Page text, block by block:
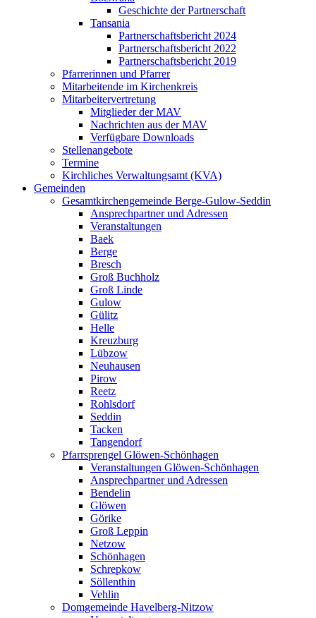
Geschichte der Partnerschaft
Tansania
Partnerschaftsbericht 2024
Partnerschaftsbericht 2022
Partnerschaftsbericht 2019
Pfarrerinnen und Pfarrer
Mitarbeitende im Kirchenkreis
Mitarbeitervertretung
Mitglieder der MAV
Nachrichten aus der MAV
Verfügbare Downloads
Stellenangebote
Termine
Kirchliches Verwaltungsamt (KVA)
Gemeinden
Gesamtkirchengemeinde Berge-Gulow-Seddin
Ansprechpartner und Adressen
Veranstaltungen
Baek
Berge
Bresch
Groß Buchholz
Groß Linde
Gulow
Gülitz
Helle
Kreuzburg
Lübzow
Neuhausen
Pirow
Reetz
Rohlsdorf
Seddin
Tacken
Tangendorf
Pfarrsprengel Glöwen-Schönhagen
Veranstaltungen Glöwen-Schönhagen
Ansprechpartner und Adressen
Bendelin
Glöwen
Görike
Groß Leppin
Netzow
Schönhagen
Schrepkow
Söllenthin
Vehlin
Domgemeinde Havelberg-Nitzow